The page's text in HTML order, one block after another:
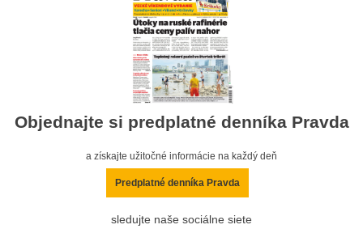
Objednajte si predplatné denníka Pravda
a získajte užitočné informácie na každý deň
Predplatné denníka Pravda
sledujte naše sociálne siete